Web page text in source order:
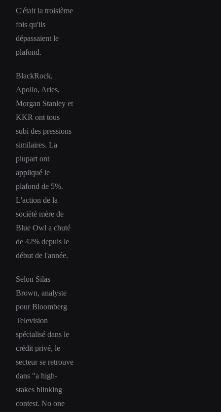
C'était la troisième
fois qu'ils
dépassaient le
plafond.
BlackRock,
Apollo, Aries,
Morgan Stanley et
KKR ont tous
subi des pressions
similaires. La
plupart ont
appliqué le
plafond de 5%.
L'action de la
société mère de
Blue Owl a chuté
de 42% depuis le
début de l'année.
Selon Silas
Brown, analyste
pour Bloomberg
Television
spécialisé dans le
crédit privé, le
secteur se retrouve
dans "a high-
stakes blinking
contest. No one